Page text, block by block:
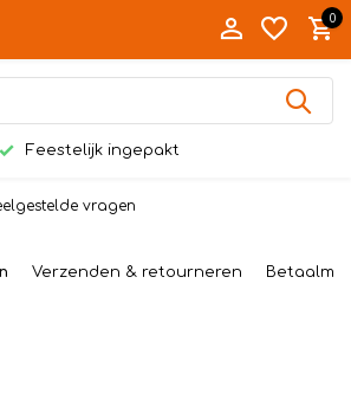
0
bezorgd in Twente
vragen
Verzenden & retourneren